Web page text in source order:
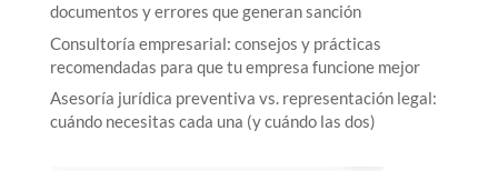
documentos y errores que generan sanción
Consultoría empresarial: consejos y prácticas
recomendadas para que tu empresa funcione mejor
Asesoría jurídica preventiva vs. representación legal:
cuándo necesitas cada una (y cuándo las dos)